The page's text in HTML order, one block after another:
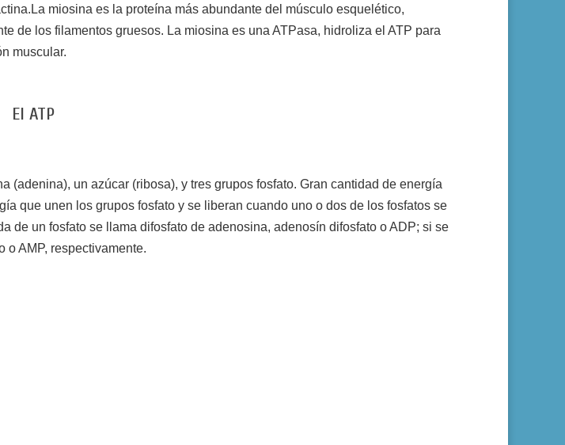
miosina es la proteína más abundante del músculo esquelético,
de los filamentos gruesos. La miosina es una ATPasa, hidroliza el ATP para
muscular.
El ATP
(adenina), un azúcar (ribosa), y tres grupos fosfato. Gran cantidad de energía
que unen los grupos fosfato y se liberan cuando uno o dos de los fosfatos se
de un fosfato se llama difosfato de adenosina, adenosín difosfato o ADP; si se
o AMP, respectivamente.